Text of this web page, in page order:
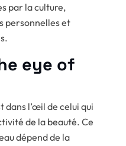
par la culture,
personnelles et
eye of
dans l’œil de celui qui
de la beauté. Ce
dépend de la